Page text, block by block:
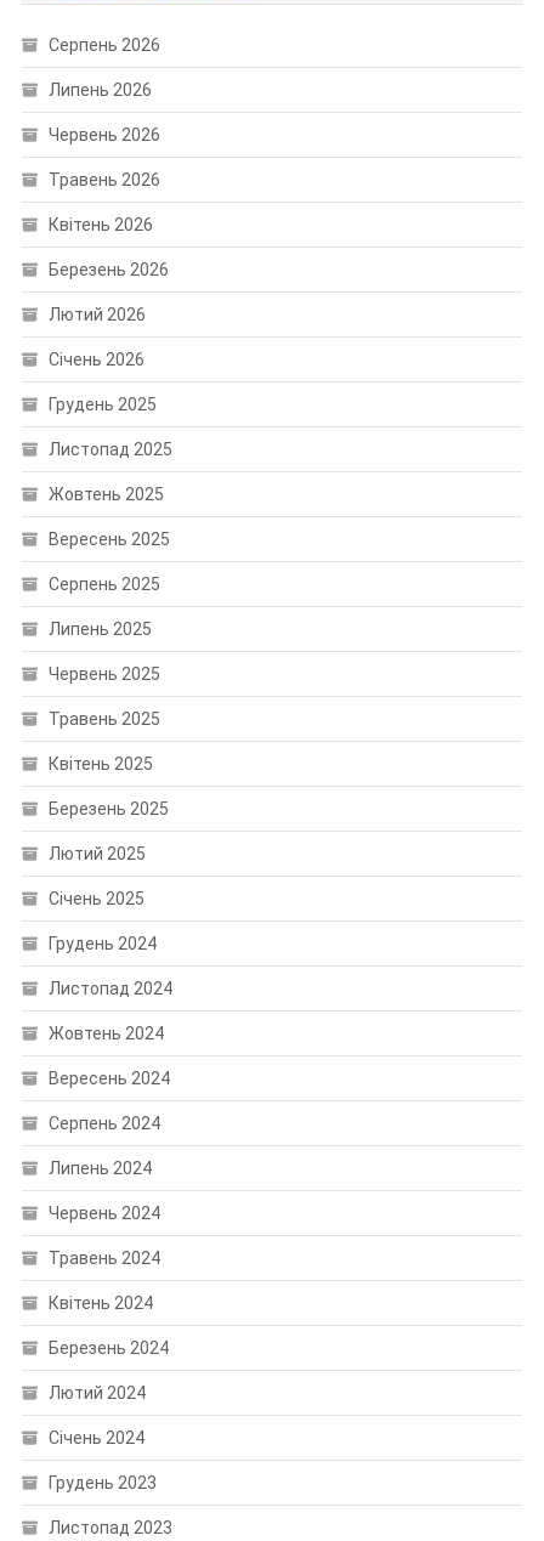
Серпень 2026
Липень 2026
Червень 2026
Травень 2026
Квітень 2026
Березень 2026
Лютий 2026
Січень 2026
Грудень 2025
Листопад 2025
Жовтень 2025
Вересень 2025
Серпень 2025
Липень 2025
Червень 2025
Травень 2025
Квітень 2025
Березень 2025
Лютий 2025
Січень 2025
Грудень 2024
Листопад 2024
Жовтень 2024
Вересень 2024
Серпень 2024
Липень 2024
Червень 2024
Травень 2024
Квітень 2024
Березень 2024
Лютий 2024
Січень 2024
Грудень 2023
Листопад 2023